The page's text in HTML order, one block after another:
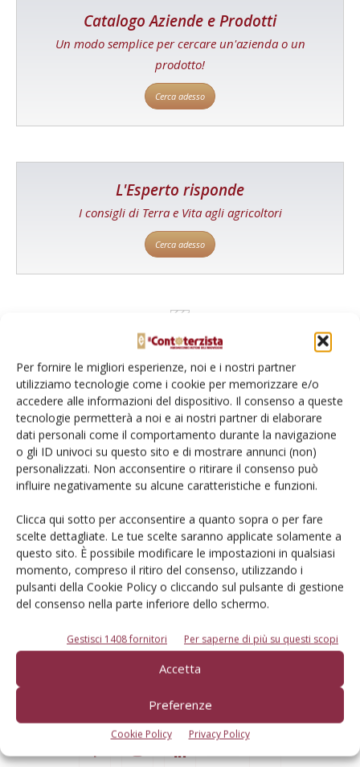
Per fornire le migliori esperienze, noi e i nostri partner
utilizziamo tecnologie come i cookie per memorizzare e/o
accedere alle informazioni del dispositivo. Il consenso a queste
tecnologie permetterà a noi e ai nostri partner di elaborare
dati personali come il comportamento durante la navigazione
o gli ID univoci su questo sito e di mostrare annunci (non)
personalizzati. Non acconsentire o ritirare il consenso può
influire negativamente su alcune caratteristiche e funzioni.
Clicca qui sotto per acconsentire a quanto sopra o per fare
scelte dettagliate. Le tue scelte saranno applicate solamente a
questo sito. È possibile modificare le impostazioni in qualsiasi
momento, compreso il ritiro del consenso, utilizzando i
pulsanti della Cookie Policy o cliccando sul pulsante di gestione
del consenso nella parte inferiore dello schermo.
Gestisci 1408 fornitori Per saperne di più su questi scopi
Accetta
Preferenze
Cookie Policy Privacy Policy
Catalogo Aziende e Prodotti
Un modo semplice per cercare un'azienda o un
prodotto!
Cerca adesso
L'Esperto risponde
I consigli di Terra e Vita agli agricoltori
Cerca adesso
Rimani aggiornato sul mondo
dell’agricoltura
Iscriviti alle nostre newsletter